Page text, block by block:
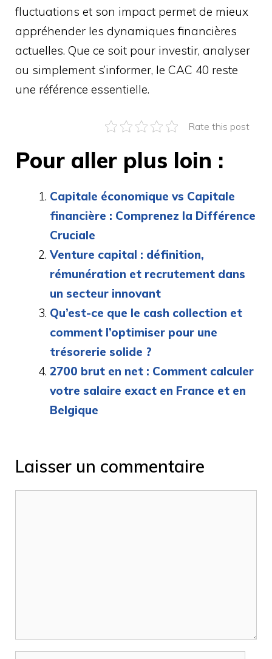
fluctuations et son impact permet de mieux
appréhender les dynamiques financières
actuelles. Que ce soit pour investir, analyser
ou simplement s’informer, le CAC 40 reste
une référence essentielle.
Rate this post
Pour aller plus loin :
Capitale économique vs Capitale
financière : Comprenez la Différence
Cruciale
Venture capital : définition,
rémunération et recrutement dans
un secteur innovant
Qu’est-ce que le cash collection et
comment l’optimiser pour une
trésorerie solide ?
2700 brut en net : Comment calculer
votre salaire exact en France et en
Belgique
Laisser un commentaire